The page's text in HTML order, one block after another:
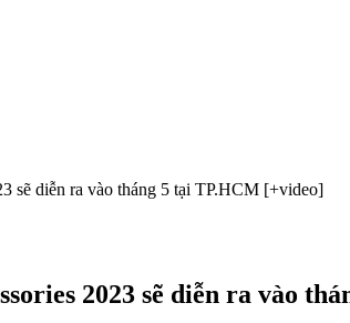
sẽ diễn ra vào tháng 5 tại TP.HCM [+video]
2023 sẽ diễn ra vào